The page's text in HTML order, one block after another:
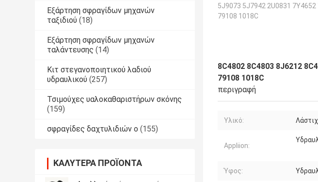
Εξάρτηση σφραγίδων μηχανών
ταξιδιού (18)
Εξάρτηση σφραγίδων μηχανών
ταλάντευσης (14)
Κιτ στεγανοποιητικού λαδιού
υδραυλικού (257)
Τσιμούχες υαλοκαθαριστήρων σκόνης
(159)
σφραγίδες δαχτυλιδιών ο (155)
ΚΑΛΎΤΕΡΑ ΠΡΟΪΌΝΤΑ
5J9073 5J7942 2U0831 7Y4652
79108 1018C
8C4802 8C4803 8J6212
79108 1018C
περιγραφή
Υλικό:
Appliion:
Ύφος: